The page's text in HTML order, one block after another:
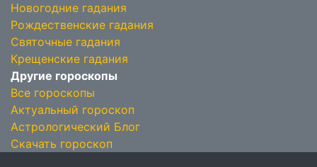
Новогодние гадания
Рождественские гадания
Святочные гадания
Крещенские гадания
Другие гороскопы
Все гороскопы
Актуальный гороскоп
Астрологический Блог
Скачать гороскоп